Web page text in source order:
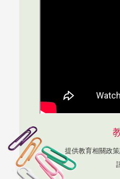
提供教育相關政